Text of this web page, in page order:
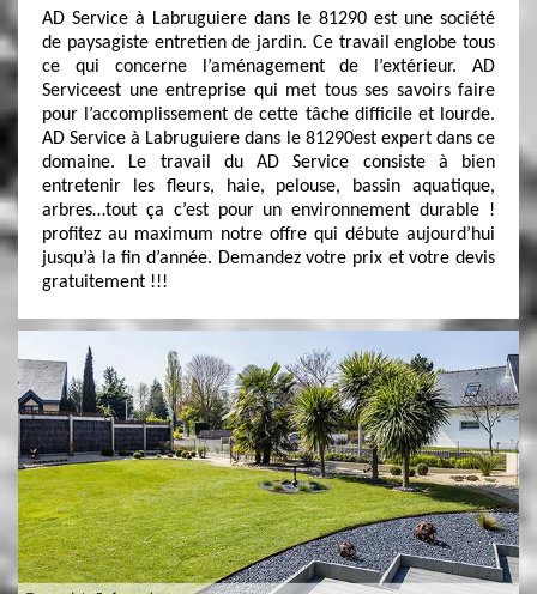
AD Service à Labruguiere dans le 81290 est une société
de paysagiste entretien de jardin. Ce travail englobe tous
ce qui concerne l’aménagement de l’extérieur. AD
Serviceest une entreprise qui met tous ses savoirs faire
pour l’accomplissement de cette tâche difficile et lourde.
AD Service à Labruguiere dans le 81290est expert dans ce
domaine. Le travail du AD Service consiste à bien
entretenir les fleurs, haie, pelouse, bassin aquatique,
arbres…tout ça c’est pour un environnement durable !
profitez au maximum notre offre qui débute aujourd’hui
jusqu’à la fin d’année. Demandez votre prix et votre devis
gratuitement !!!